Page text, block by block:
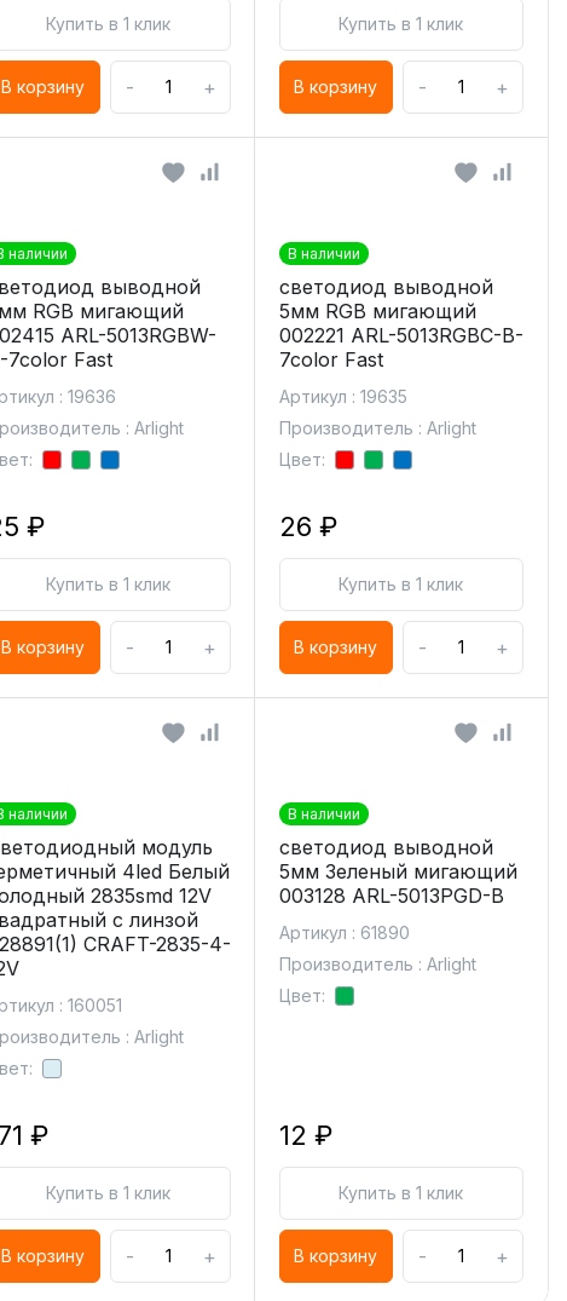
Купить в 1 клик
В корзину - +
Купить в 1 клик
В корзину - +
наличии
выводной
RGB мигающий
ARL-5013RGBW-
7color Fast
: 19636
: Arlight
₽
Купить в 1 клик
В корзину - +
В наличии
светодиод выводной
5мм RGB мигающий
002221 ARL-5013RGBC-B-
7color Fast
Артикул : 19635
Производитель : Arlight
Цвет:
26 ₽
Купить в 1 клик
В корзину - +
наличии
модуль
4led Белый
2835smd 12V
с линзой
CRAFT-2835-4-
: 160051
: Arlight
₽
Купить в 1 клик
В корзину - +
В наличии
светодиод выводной
5мм Зеленый мигающий
003128 ARL-5013PGD-B
Артикул : 61890
Производитель : Arlight
Цвет:
12 ₽
Купить в 1 клик
В корзину - +